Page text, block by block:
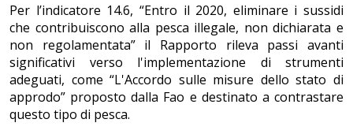
Per l’indicatore 14.6, “Entro il 2020, eliminare i sussidi
che contribuiscono alla pesca illegale, non dichiarata e
non regolamentata” il Rapporto rileva passi avanti
significativi verso l'implementazione di strumenti
adeguati, come “L'Accordo sulle misure dello stato di
approdo” proposto dalla Fao e destinato a contrastare
questo tipo di pesca.